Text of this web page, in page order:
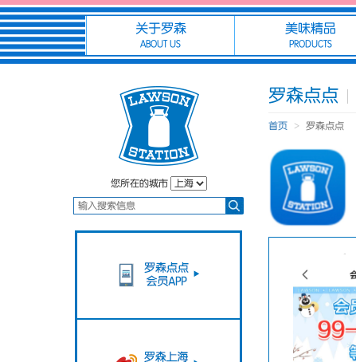
关于罗森
ABOUT US
美味精品
PRODUCTS
您所在的城市
罗森点点
首页 罗森点点